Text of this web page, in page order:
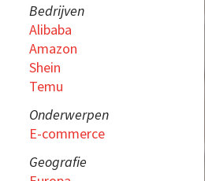
Bedrijven
Alibaba
Amazon
Shein
Temu
Onderwerpen
E-commerce
Geografie